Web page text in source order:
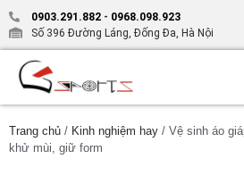
0903.291.882 - 0968.098.923
Số 396 Đường Láng, Đống Đa, Hà Nội
Trang chủ / Kinh nghiệm hay / Vệ sinh áo
khử mùi, giữ form